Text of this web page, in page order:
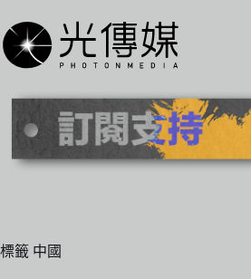
至
主
內
標籤 中國